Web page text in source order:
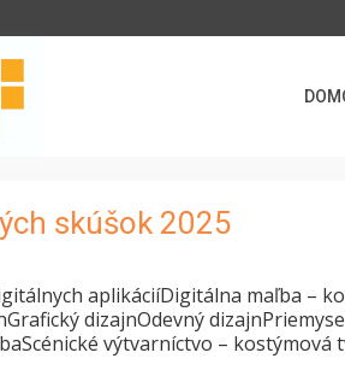
skúšok 2025
aplikáciíDigitálna maľba –
dizajnOdevný
výtvarníctvo – kostýmová